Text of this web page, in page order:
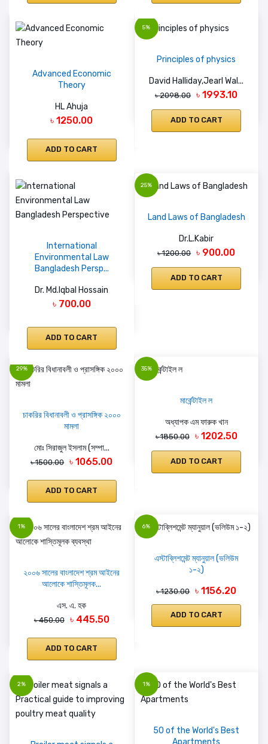
Advanced Economic
Theory
HL Ahuja
৳ 1250.00
ADD TO CART
5%
Principles of physics
David Halliday,Jearl Wal...
৳ 2098.00 ৳ 1993.10
ADD TO CART
International
Environmental Law
Bangladesh Persp...
Dr. Md.Iqbal Hossain
৳ 700.00
ADD TO CART
25%
Land Laws of Bangladesh
Dr.L.Kabir
৳ 1200.00 ৳ 900.00
ADD TO CART
29%
চাকরির বিধানাবলী ও প্রাসঙ্গিক ২০০০
মামলা
মোঃ সিরাজুল ইসলাম (সম্পা...
৳ 1500.00 ৳ 1065.00
ADD TO CART
35%
মার্কেন্টাইল ল
অধ্যাপক এম ফারুক খান
৳ 1850.00 ৳ 1202.50
ADD TO CART
1%
২০০৬ সালের বাংলাদেশ শ্রম আইনের
আলোকে শাস্তিমূলক...
এস. এ. হক
৳ 450.00 ৳ 445.50
ADD TO CART
6%
এস্টাব্লিশমেন্ট ম্যানুয়াল (ভলিউম
১-২)
৳ 1230.00 ৳ 1156.20
ADD TO CART
2% 1%
50 of the World's Best
Apartments